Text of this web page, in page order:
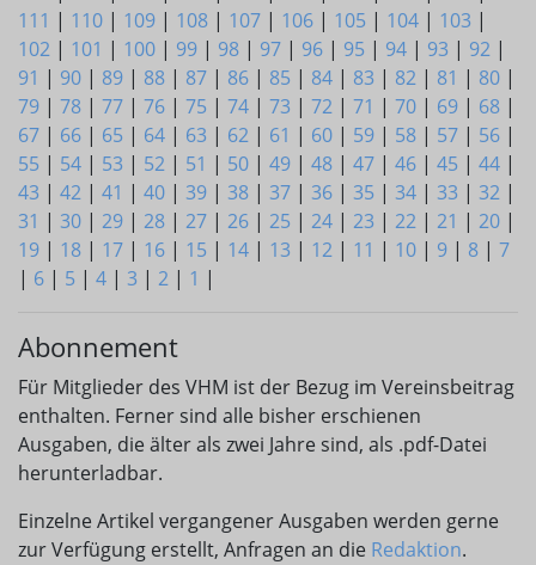
111 | 110 | 109 | 108 | 107 | 106 | 105 | 104 | 103 |
102 | 101 | 100 | 99 | 98 | 97 | 96 | 95 | 94 | 93 | 92 |
91 | 90 | 89 | 88 | 87 | 86 | 85 | 84 | 83 | 82 | 81 | 80 |
79 | 78 | 77 | 76 | 75 | 74 | 73 | 72 | 71 | 70 | 69 | 68 |
67 | 66 | 65 | 64 | 63 | 62 | 61 | 60 | 59 | 58 | 57 | 56 |
55 | 54 | 53 | 52 | 51 | 50 | 49 | 48 | 47 | 46 | 45 | 44 |
43 | 42 | 41 | 40 | 39 | 38 | 37 | 36 | 35 | 34 | 33 | 32 |
31 | 30 | 29 | 28 | 27 | 26 | 25 | 24 | 23 | 22 | 21 | 20 |
19 | 18 | 17 | 16 | 15 | 14 | 13 | 12 | 11 | 10 | 9 | 8 | 7
| 6 | 5 | 4 | 3 | 2 | 1 |
Abonnement
Für Mitglieder des VHM ist der Bezug im Vereinsbeitrag
enthalten. Ferner sind alle bisher erschienen
Ausgaben, die älter als zwei Jahre sind, als .pdf-Datei
herunterladbar.
Einzelne Artikel vergangener Ausgaben werden gerne
zur Verfügung erstellt, Anfragen an die Redaktion.